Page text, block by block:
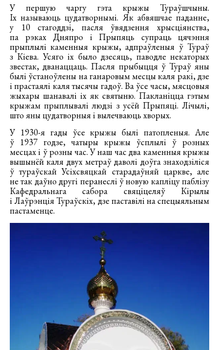
У першую чаргу гэта крыжы Тураўшчыны.
Іх называюць цудатворнымі. Як абвяшчае паданне,
у 10 стагоддзі, пасля ўвядзення хрысціянства,
па рэках Дняпро і Прыпяць супраць цячэння
прыплылі каменныя крыжы, адпраўленыя ў Тураў
з Кіева. Усяго іх было дзесяць, паводле некаторых
звестак, дванаццаць. Пасля прыбыцця ў Тураў яны
былі ўстаноўлены на ганаровым месцы каля ракі, дзе
і прастаялі каля тысячы гадоў. Ва ўсе часы, мясцовыя
жыхары шанавалі іх як святыню. Пакланіцца гэтым
крыжам прыплывалі людзі з усёй Прыпяці. Лічылі,
што яны цудатворныя і вылечваюць хворых.
У 1930-я гады ўсе крыжы былі патопленыя. Але
ў 1937 годзе, чатыры крыжы ўсплылі ў розных
месцах і ў розны час. У наш час два каменныя крыжы
вышынёй каля двух метраў даволі доўга знаходзіліся
ў тураўскай Усіхсвяцкай старадаўняй царкве, але
не так даўно другі перанеслі ў новую капліцу паблізу
Кафедральнага сабора свяціцеляў Кірылы
і Лаўрэнція Тураўскіх, дзе паставілі на спецыяльным
пастаменце.